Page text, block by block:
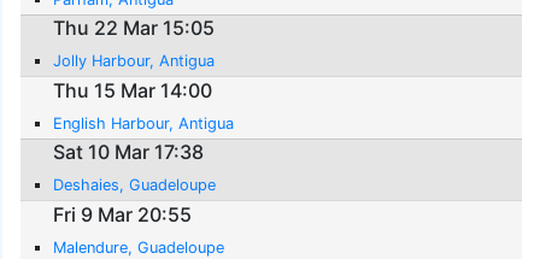
Thu 22 Mar 15:05
Jolly Harbour, Antigua
Thu 15 Mar 14:00
English Harbour, Antigua
Sat 10 Mar 17:38
Deshaies, Guadeloupe
Fri 9 Mar 20:55
Malendure, Guadeloupe